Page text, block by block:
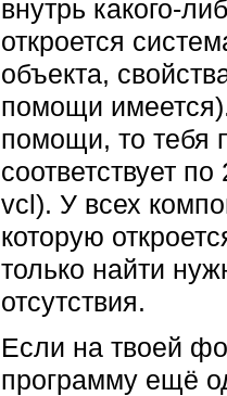
внутрь какого-
откроется
объекта,
помощи
помощи, то тебя
соответствует
vcl). У всех
которую
только найти
отсутствия.
Если на твоей
программу ещё